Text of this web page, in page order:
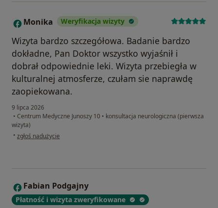
M Monika Weryfikacja wizyty
Wizyta bardzo szczegółowa. Badanie bardzo
dokładne, Pan Doktor wszystko wyjaśnił i
dobrał odpowiednie leki. Wizyta przebiegła w
kulturalnej atmosferze, czułam sie naprawdę
zaopiekowana.
9 lipca 2026
• Centrum Medyczne Junoszy 10 • konsultacja neurologiczna (pierwsza
wizyta)
• w opinii użytkownika Monika
zgłoś nadużycie
F Fabian Podgajny
Płatność i wizyta zweryfikowane